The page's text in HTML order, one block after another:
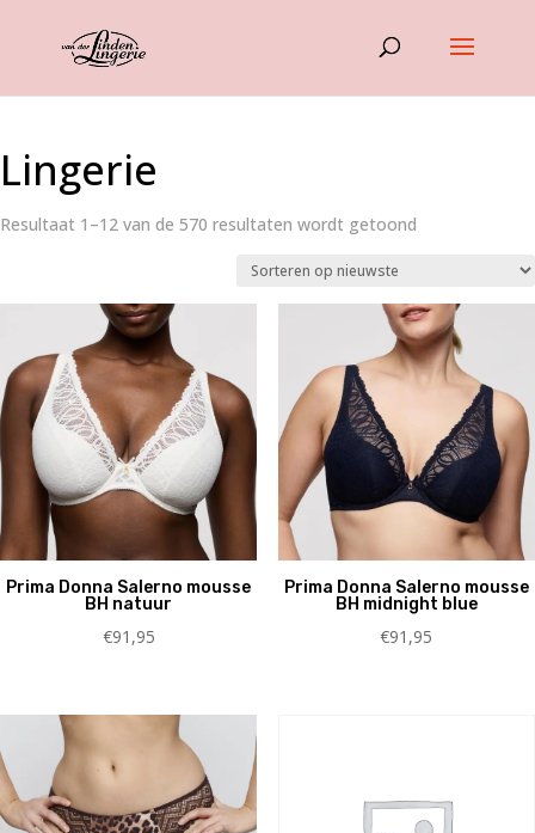
Lingerie
Resultaat 1–12 van de 570 resultaten wordt getoond
Prima Donna Salerno mousse
BH natuur
€91,95
Prima Donna Salerno mousse
BH midnight blue
€91,95